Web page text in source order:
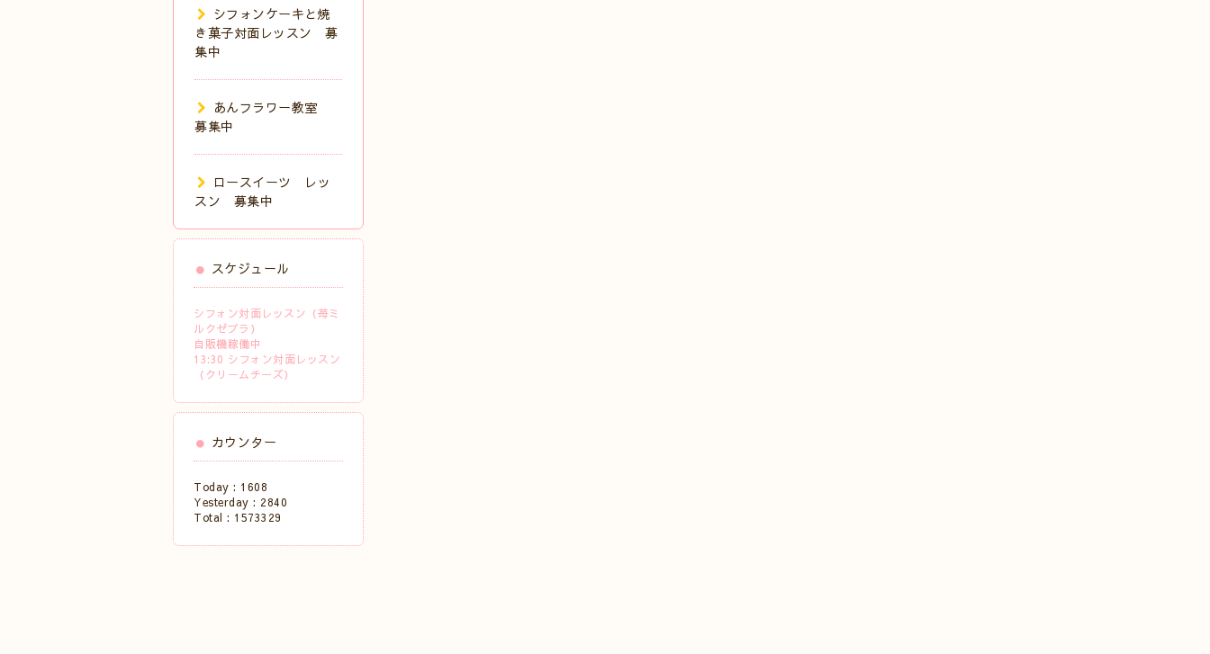
シフォンケーキと焼
き菓子対面レッスン 募
集中
あんフラワー教室
募集中
ロースイーツ レッ
スン 募集中
スケジュール
シフォン対面レッスン（苺ミ
ルクゼブラ）
自販機稼働中
13:30 シフォン対面レッスン
（クリームチーズ）
カウンター
Today : 1608
Yesterday : 2840
Total : 1573329